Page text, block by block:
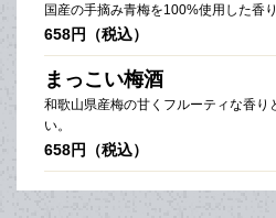
国産の手摘み青梅を100%使用した香
658円（税込）
まっこい梅酒
和歌山県産梅の甘くフルーティな香り
い。
658円（税込）